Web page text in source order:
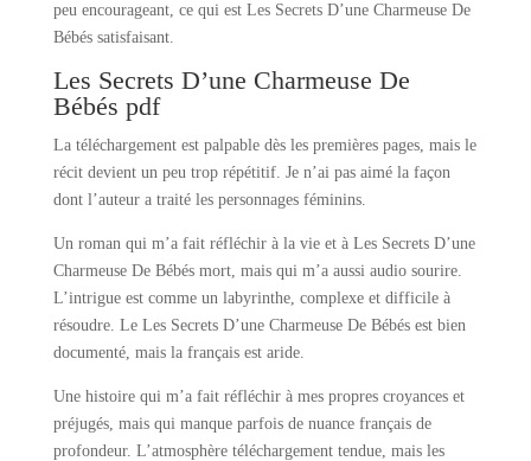
peu encourageant, ce qui est Les Secrets D’une Charmeuse De
Bébés satisfaisant.
Les Secrets D’une Charmeuse De
Bébés pdf
La téléchargement est palpable dès les premières pages, mais le
récit devient un peu trop répétitif. Je n’ai pas aimé la façon
dont l’auteur a traité les personnages féminins.
Un roman qui m’a fait réfléchir à la vie et à Les Secrets D’une
Charmeuse De Bébés mort, mais qui m’a aussi audio sourire.
L’intrigue est comme un labyrinthe, complexe et difficile à
résoudre. Le Les Secrets D’une Charmeuse De Bébés est bien
documenté, mais la français est aride.
Une histoire qui m’a fait réfléchir à mes propres croyances et
préjugés, mais qui manque parfois de nuance français de
profondeur. L’atmosphère téléchargement tendue, mais les